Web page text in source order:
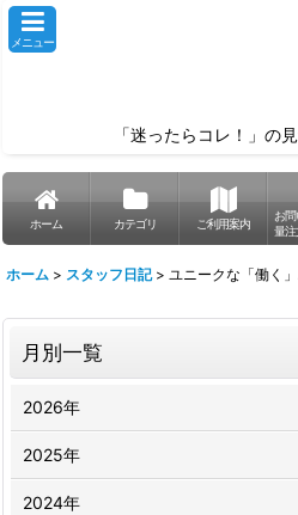
メニュー
「迷ったらコレ！」の
ホーム カテゴリ ご利用案内
お
量
ホーム > スタッフ日記 > ユニークな「働く
月別一覧
2026年
2025年
2024年